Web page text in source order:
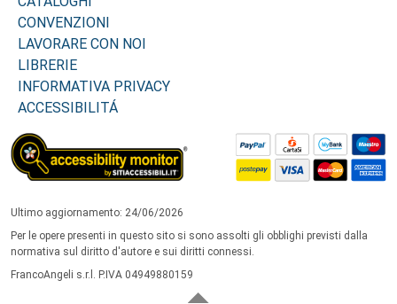
CONVENZIONI
LAVORARE CON NOI
LIBRERIE
INFORMATIVA PRIVACY
ACCESSIBILITÁ
Ultimo aggiornamento: 24/06/2026
Per le opere presenti in questo sito si sono assolti gli obblighi previsti dalla
normativa sul diritto d'autore e sui diritti connessi.
FrancoAngeli s.r.l. P.IVA 04949880159